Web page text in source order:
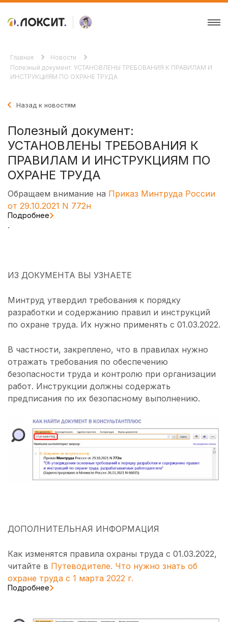
Главная
Новости
Полезный документ: УСТАНОВЛЕНЫ ТРЕБОВАНИЯ К ПРАВИЛАМ И
ИНСТРУКЦИЯМ ПО ОХРАНЕ ТРУДА
Назад к новостям
Полезный документ:
УСТАНОВЛЕНЫ ТРЕБОВАНИЯ К
ПРАВИЛАМ И ИНСТРУКЦИЯМ ПО
ОХРАНЕ ТРУДА
Обращаем внимание на Приказ Минтруда России
от 29.10.2021 N 772н
Подробнее
.
ИЗ ДОКУМЕНТА ВЫ УЗНАЕТЕ
Минтруд утвердил требования к порядку
разработки и содержанию правил и инструкций
по охране труда. Их нужно применять с 01.03.2022.
В частности, закреплено, что в правилах нужно
отражать требования по обеспечению
безопасности труда и контролю при организации
работ. Инструкции должны содержать
предписания по их безопасному выполнению.
ДОПОЛНИТЕЛЬНАЯ ИНФОРМАЦИЯ
Как изменятся правила охраны труда с 01.03.2022,
читайте в Путеводителе. Что нужно знать об
охране труда с 1 марта 2022 г.
Подробнее